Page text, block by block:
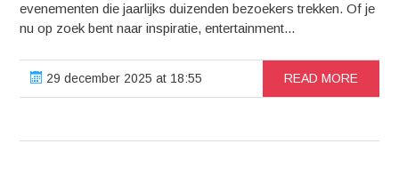
evenementen die jaarlijks duizenden bezoekers trekken. Of je
nu op zoek bent naar inspiratie, entertainment...
29 december 2025 at 18:55 READ MORE